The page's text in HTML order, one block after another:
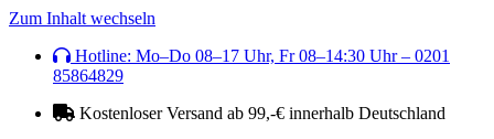
Zum Inhalt wechseln
Hotline: Mo–Do 08–17 Uhr, Fr 08–14:30 Uhr – 0201
85864829
Kostenloser Versand ab 99,-€ innerhalb Deutschland